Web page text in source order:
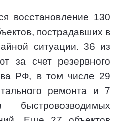
восстановление 130
пострадавших в
ситуации. 36 из
за счет резервного
РФ, в том числе 29
ремонта и 7